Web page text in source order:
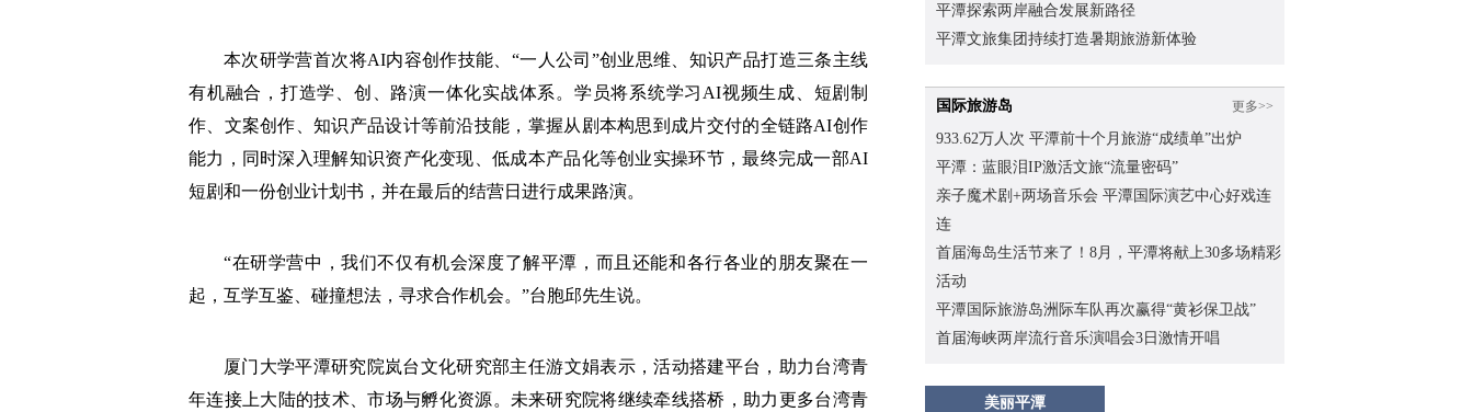
本次研学营首次将AI内容创作技能、“一人公司”创业思维、知识产品打造三条主线
有机融合，打造学、创、路演一体化实战体系。学员将系统学习AI视频生成、短剧制
作、文案创作、知识产品设计等前沿技能，掌握从剧本构思到成片交付的全链路AI创作
能力，同时深入理解知识资产化变现、低成本产品化等创业实操环节，最终完成一部AI
短剧和一份创业计划书，并在最后的结营日进行成果路演。
“在研学营中，我们不仅有机会深度了解平潭，而且还能和各行各业的朋友聚在一
起，互学互鉴、碰撞想法，寻求合作机会。”台胞邱先生说。
厦门大学平潭研究院岚台文化研究部主任游文娟表示，活动搭建平台，助力台湾青
年连接上大陆的技术、市场与孵化资源。未来研究院将继续牵线搭桥，助力更多台湾青
平潭探索两岸融合发展新路径
平潭文旅集团持续打造暑期旅游新体验
更多>>
国际旅游岛
933.62万人次 平潭前十个月旅游“成绩单”出炉
平潭：蓝眼泪IP激活文旅“流量密码”
亲子魔术剧+两场音乐会 平潭国际演艺中心好戏连
连
首届海岛生活节来了！8月，平潭将献上30多场精彩
活动
平潭国际旅游岛洲际车队再次赢得“黄衫保卫战”
首届海峡两岸流行音乐演唱会3日激情开唱
美丽平潭